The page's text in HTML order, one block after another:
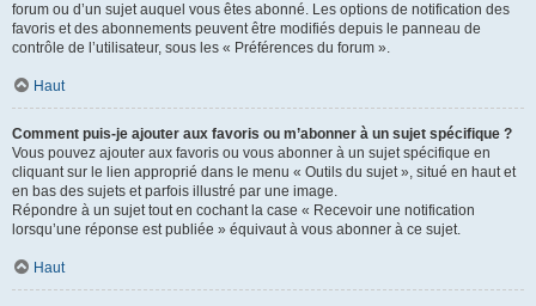
forum ou d’un sujet auquel vous êtes abonné. Les options de notification des
favoris et des abonnements peuvent être modifiés depuis le panneau de
contrôle de l’utilisateur, sous les « Préférences du forum ».
Haut
Comment puis-je ajouter aux favoris ou m’abonner à un sujet spécifique ?
Vous pouvez ajouter aux favoris ou vous abonner à un sujet spécifique en
cliquant sur le lien approprié dans le menu « Outils du sujet », situé en haut et
en bas des sujets et parfois illustré par une image.
Répondre à un sujet tout en cochant la case « Recevoir une notification
lorsqu’une réponse est publiée » équivaut à vous abonner à ce sujet.
Haut